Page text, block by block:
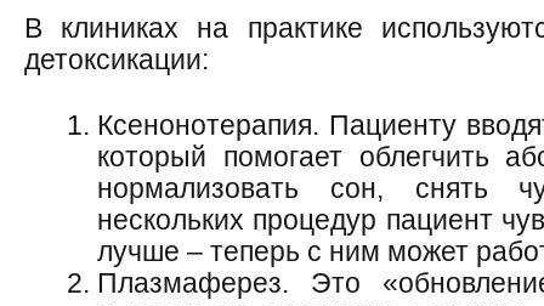
В клиниках на практике
детоксикации:
Ксенонотерапия. Пациенту
который помогает облегчить
нормализовать сон, снять
нескольких процедур пациент
лучше – теперь с ним может
Плазмаферез. Это